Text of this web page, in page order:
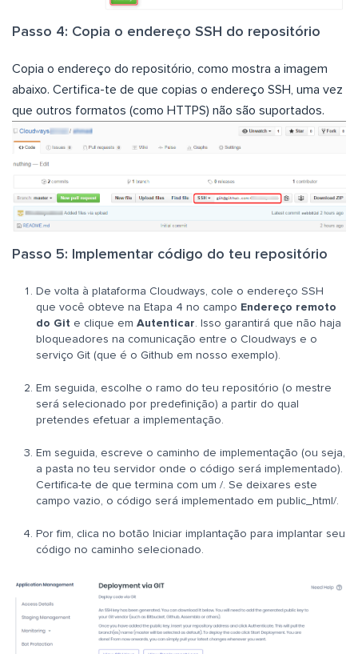
Passo 4: Copia o endereço SSH do repositório
Copia o endereço do repositório, como mostra a imagem
abaixo. Certifica-te de que copias o endereço SSH, uma vez
que outros formatos (como HTTPS) não são suportados.
Passo 5: Implementar código do teu repositório
De volta à plataforma Cloudways, cole o endereço SSH
que você obteve na Etapa 4 no campo Endereço remoto
do Git e clique em Autenticar . Isso garantirá que não haja
bloqueadores na comunicação entre o Cloudways e o
serviço Git (que é o Github em nosso exemplo).
Em seguida, escolhe o ramo do teu repositório (o mestre
será selecionado por predefinição) a partir do qual
pretendes efetuar a implementação.
Em seguida, escreve o caminho de implementação (ou seja,
a pasta no teu servidor onde o código será implementado).
Certifica-te de que termina com um /. Se deixares este
campo vazio, o código será implementado em public_html/.
Por fim, clica no botão Iniciar implantação para implantar seu
código no caminho selecionado.